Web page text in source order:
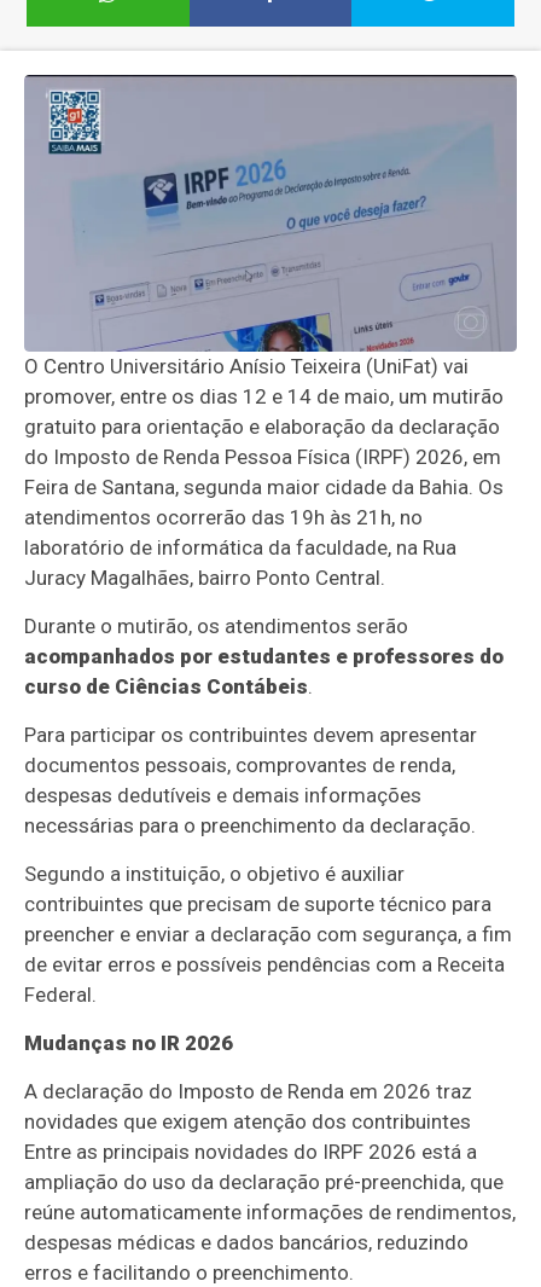
O Centro Universitário Anísio Teixeira (UniFat) vai
promover, entre os dias 12 e 14 de maio, um mutirão
gratuito para orientação e elaboração da declaração
do Imposto de Renda Pessoa Física (IRPF) 2026, em
Feira de Santana, segunda maior cidade da Bahia. Os
atendimentos ocorrerão das 19h às 21h, no
laboratório de informática da faculdade, na Rua
Juracy Magalhães, bairro Ponto Central.
Durante o mutirão, os atendimentos serão
acompanhados por estudantes e professores do
curso de Ciências Contábeis.
Para participar os contribuintes devem apresentar
documentos pessoais, comprovantes de renda,
despesas dedutíveis e demais informações
necessárias para o preenchimento da declaração.
Segundo a instituição, o objetivo é auxiliar
contribuintes que precisam de suporte técnico para
preencher e enviar a declaração com segurança, a fim
de evitar erros e possíveis pendências com a Receita
Federal.
Mudanças no IR 2026
A declaração do Imposto de Renda em 2026 traz
novidades que exigem atenção dos contribuintes
Entre as principais novidades do IRPF 2026 está a
ampliação do uso da declaração pré-preenchida, que
reúne automaticamente informações de rendimentos,
despesas médicas e dados bancários, reduzindo
erros e facilitando o preenchimento.